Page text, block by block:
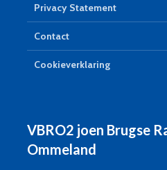
Privacy Statement
Contact
Cookieverklaring
VBRO2 joen Brugse
Ommeland